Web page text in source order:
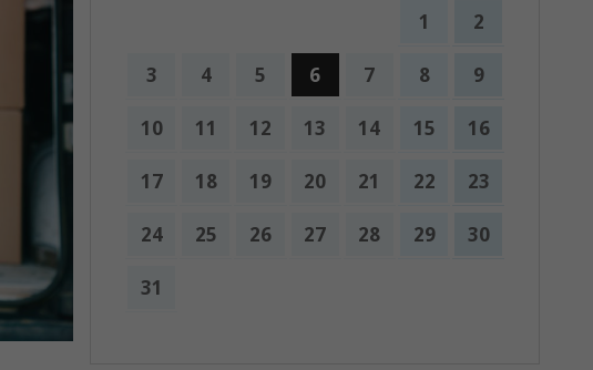
1 2
3 4 5 6 7 8 9
10 11 12 13 14 15 16
17 18 19 20 21 22 23
24 25 26 27 28 29 30
31